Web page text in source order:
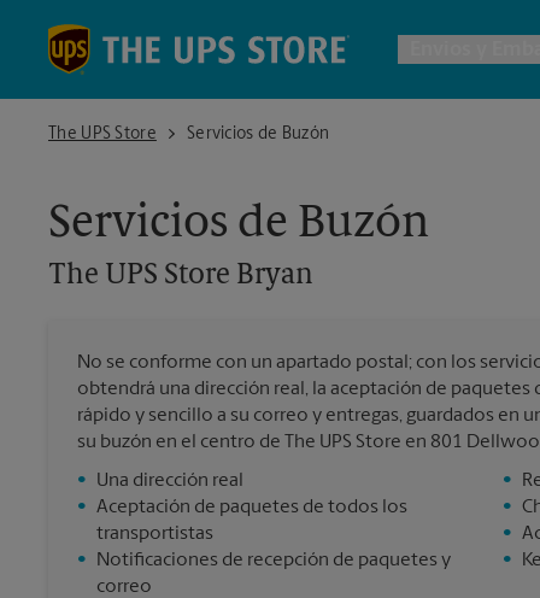
Envío
The UPS Store
The UPS Store BryanServicios de Buzón
Servicios de Buzón
The UPS Store Bryan
No se conforme con un apartado postal; con los
obtendrá una dirección real, la aceptación de
rápido y sencillo a su correo y entregas, guardados en
su buzón en el centro de The UPS Store en 801
•
Una dirección real
• Aceptación de paquetes de todos los
transportistas
•
Notificaciones de recepción de paquetes y
correo
•
•
•
•